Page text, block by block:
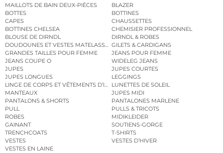
MAILLOTS DE BAIN DEUX-PIÈCES
BLAZER
BOTTES
BOTTINES
CAPES
CHAUSSETTES
BOTTINES CHELSEA
CHEMISIER PROFESSIONNEL
BLOUSE DE DIRNDL
DIRNDL & ROBES
DOUDOUNES ET VESTES MATELASSÉESGILETS & CARDIGANS
GRANDES TAILLES POUR FEMME
JEANS POUR FEMME
JEANS COUPE O
WIDELEG JEANS
JUPES
JUPES COURTES
JUPES LONGUES
LEGGINGS
LINGE DE CORPS ET VÊTEMENTS D’INTÉRIEURLUNETTES DE SOLEIL
MANTEAUX
JUPES MIDI
PANTALONS & SHORTS
PANTALONES MARLENE
PULL
PULLS & TRICOTS
ROBES
MIDIKLEIDER
GAINANT
SOUTIENS-GORGE
TRENCHCOATS
T-SHIRTS
VESTES
VESTES D’HIVER
VESTES EN LAINE